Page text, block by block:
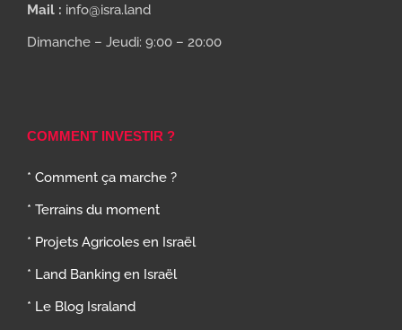
Mail : info@isra.land
Dimanche – Jeudi: 9:00 – 20:00
COMMENT INVESTIR ?
* Comment ça marche ?
* Terrains du moment
* Projets Agricoles en Israël
* Land Banking en Israël
* Le Blog Israland